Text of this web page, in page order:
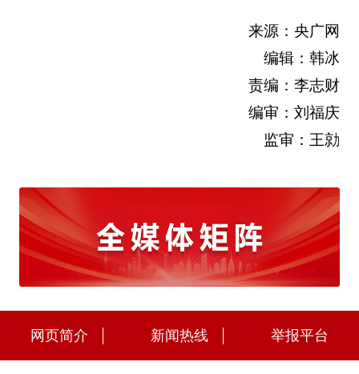
来源：央广网
编辑：韩冰
责编：李志财
编审：刘福庆
监审：王勍
网页简介 新闻热线 举报平台